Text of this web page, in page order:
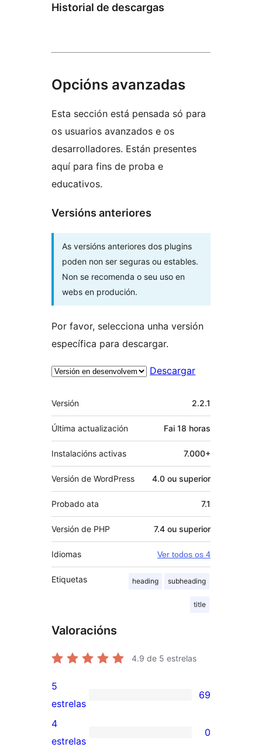
Historial de descargas
Opcións avanzadas
Esta sección está pensada só para
os usuarios avanzados e os
desarrolladores. Están presentes
aquí para fins de proba e
educativos.
Versións anteriores
As versións anteriores dos plugins
poden non ser seguras ou estables.
Non se recomenda o seu uso en
webs en produción.
Por favor, selecciona unha versión
específica para descargar.
Descargar
Meta
Versión 2.2.1
Última actualización Fai 18 horas
Instalacións activas 7.000+
Versión de WordPress 4.0 ou superior
Probado ata 7.1
Versión de PHP 7.4 ou superior
Idiomas Ver todos os 4
Etiquetas heading subheading
title
Valoracións
4.9 de 5 estrelas
69
valoracións
de
5
estrelas
69
0
4
estrelas
0